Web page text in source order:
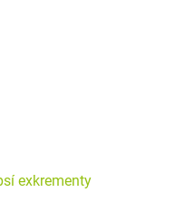
exkrementy